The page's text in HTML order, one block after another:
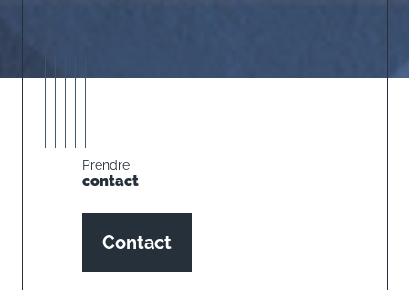
Prendre
contact
Contact